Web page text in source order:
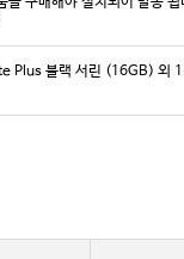
Plus 블랙 서린 (16GB) 외